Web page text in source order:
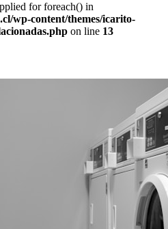
for foreach() in
wp-content/themes/icarito-
on line 13